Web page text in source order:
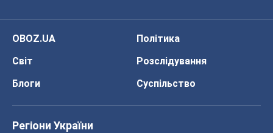
OBOZ.UA
Політика
Світ
Розслідування
Блоги
Суспільство
Регіони України